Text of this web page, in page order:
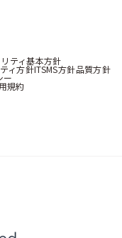
ティ基本方針
ィ方針ITSMS方針品質方針
ー
規約